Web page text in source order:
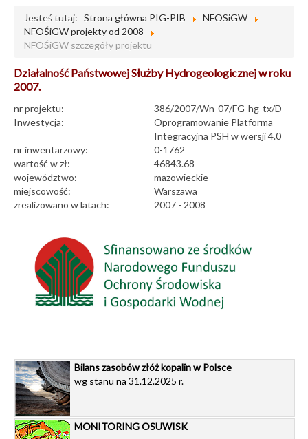
Jesteś tutaj: Strona główna PIG-PIB
NFOSiGW
NFOŚiGW projekty od 2008
NFOŚiGW szczegóły projektu
Działalność Państwowej Służby Hydrogeologicznej w roku
2007.
nr projektu:
386/2007/Wn-07/FG-hg-tx/D
Inwestycja:
Oprogramowanie Platforma
Integracyjna PSH w wersji 4.0
nr inwentarzowy:
0-1762
wartość w zł:
46843.68
województwo:
mazowieckie
miejscowość:
Warszawa
zrealizowano w latach:
2007 - 2008
Bilans zasobów złóż kopalin w Polsce
wg stanu na 31.12.2025 r.
MONITORING OSUWISK